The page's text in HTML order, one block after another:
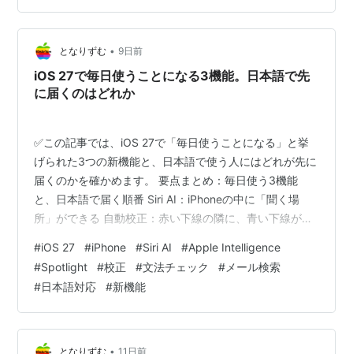
つと、まだ動く2つ どうも、となりです。 …
となりずむ • 9日前
iOS 27で毎日使うことになる3機能。日本語で先
に届くのはどれか
✅この記事では、iOS 27で「毎日使うことになる」と挙
げられた3つの新機能と、日本語で使う人にはどれが先に
届くのかを確かめます。 要点まとめ：毎日使う3機能
と、日本語で届く順番 Siri AI：iPhoneの中に「聞く場
所」ができる 自動校正：赤い下線の隣に、青い下線が増
乗る 日本語で使うと、この3つは同時に来ない 海外の反
応：ベータを入れた人が、喜んだ場所と詰まった場所 ひ
とこと：いちばん地味な機能が、いちばん早く届く まと
め：秋に最初に変わるのは、たぶん探しものの速さ どう
も、となりです。 iOS 27の新機能は、ベータ4まで…
#iOS 27 #iPhone #Siri AI #Apple Intelligence
#Spotlight #校正 #文法チェック # メール検索
#日本語対応 #新機能
となりずむ • 11日前